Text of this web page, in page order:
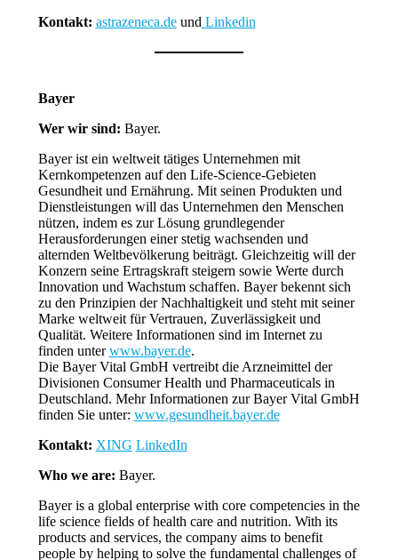
Kontakt: astrazeneca.deund Linkedin
Bayer
Wer wir sind: Bayer.
Bayer ist ein weltweit tätiges Unternehmen mit
Kernkompetenzen auf den Life-Science-Gebieten
Gesundheit und Ernährung. Mit seinen Produkten und
Dienstleistungen will das Unternehmen den Menschen
nützen, indem es zur Lösung grundlegender
Herausforderungen einer stetig wachsenden und
alternden Weltbevölkerung beiträgt. Gleichzeitig will der
Konzern seine Ertragskraft steigern sowie Werte durch
Innovation und Wachstum schaffen. Bayer bekennt sich
zu den Prinzipien der Nachhaltigkeit und steht mit seiner
Marke weltweit für Vertrauen, Zuverlässigkeit und
Qualität. Weitere Informationen sind im Internet zu
finden unterwww.bayer.de.
Die Bayer Vital GmbH vertreibt die Arzneimittel der
Divisionen Consumer Health und Pharmaceuticals in
Deutschland. Mehr Informationen zur Bayer Vital GmbH
finden Sie unter: www.gesundheit.bayer.de
Kontakt: XING LinkedIn
Who we are: Bayer.
Bayer is a global enterprise with core competencies in the
life science fields of health care and nutrition. With its
products and services, the company aims to benefit
people by helping to solve the fundamental challenges of